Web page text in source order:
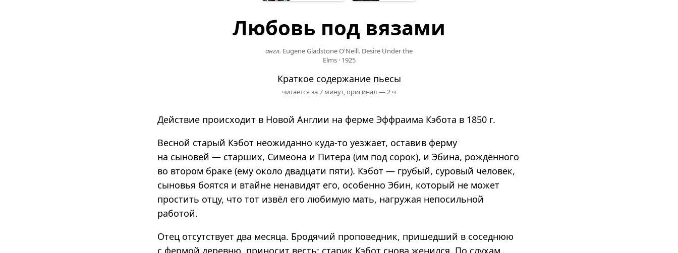
Любовь под вязами
англ. Eugene Gladstone O'Neill. Desire Under the
Elms· 1925
Краткое содержание пьесы
читается за 7 минут,оригинал — 2 ч
Действие происходит в Новой Англии на ферме Эффраима Кэбота в 1850 г.
Весной старый Кэбот неожиданно куда-то уезжает, оставив ферму
на сыновей — старших, Симеона и Питера (им под сорок), и Эбина, рождённого
во втором браке (ему около двадцати пяти). Кэбот — грубый, суровый человек,
сыновья боятся и втайне ненавидят его, особенно Эбин, который не может
простить отцу, что тот извёл его любимую мать, нагружая непосильной
работой.
Отец отсутствует два месяца. Бродячий проповедник, пришедший в соседнюю
с фермой деревню, приносит весть: старик Кэбот снова женился. По слухам,